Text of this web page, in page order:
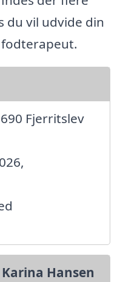
du vil udvide din
Fjerritslev
Hansen